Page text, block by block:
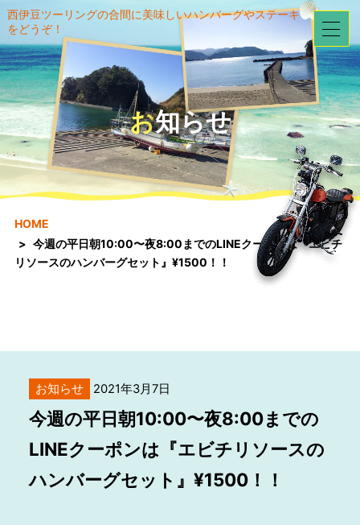
西伊豆ツーリングの合間に美味しいハンバーグやステーキ
をどうぞ！
お知らせ
HOME
今週の平日朝10:00〜夜8:00までのLINEクーポンは『エビチ
リソースのハンバーグセット』¥1500！！
お知らせ 2021年3月7日
今週の平日朝10:00〜夜8:00までの
LINEクーポンは『エビチリソースの
ハンバーグセット』¥1500！！